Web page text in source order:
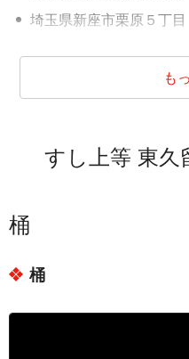
埼玉県新座市栗原５丁目
埼玉県新座市新堀１丁目
東京都小平市大沼町２丁
東京都清瀬市竹丘１丁目
も
すし上等 東久
桶
桶